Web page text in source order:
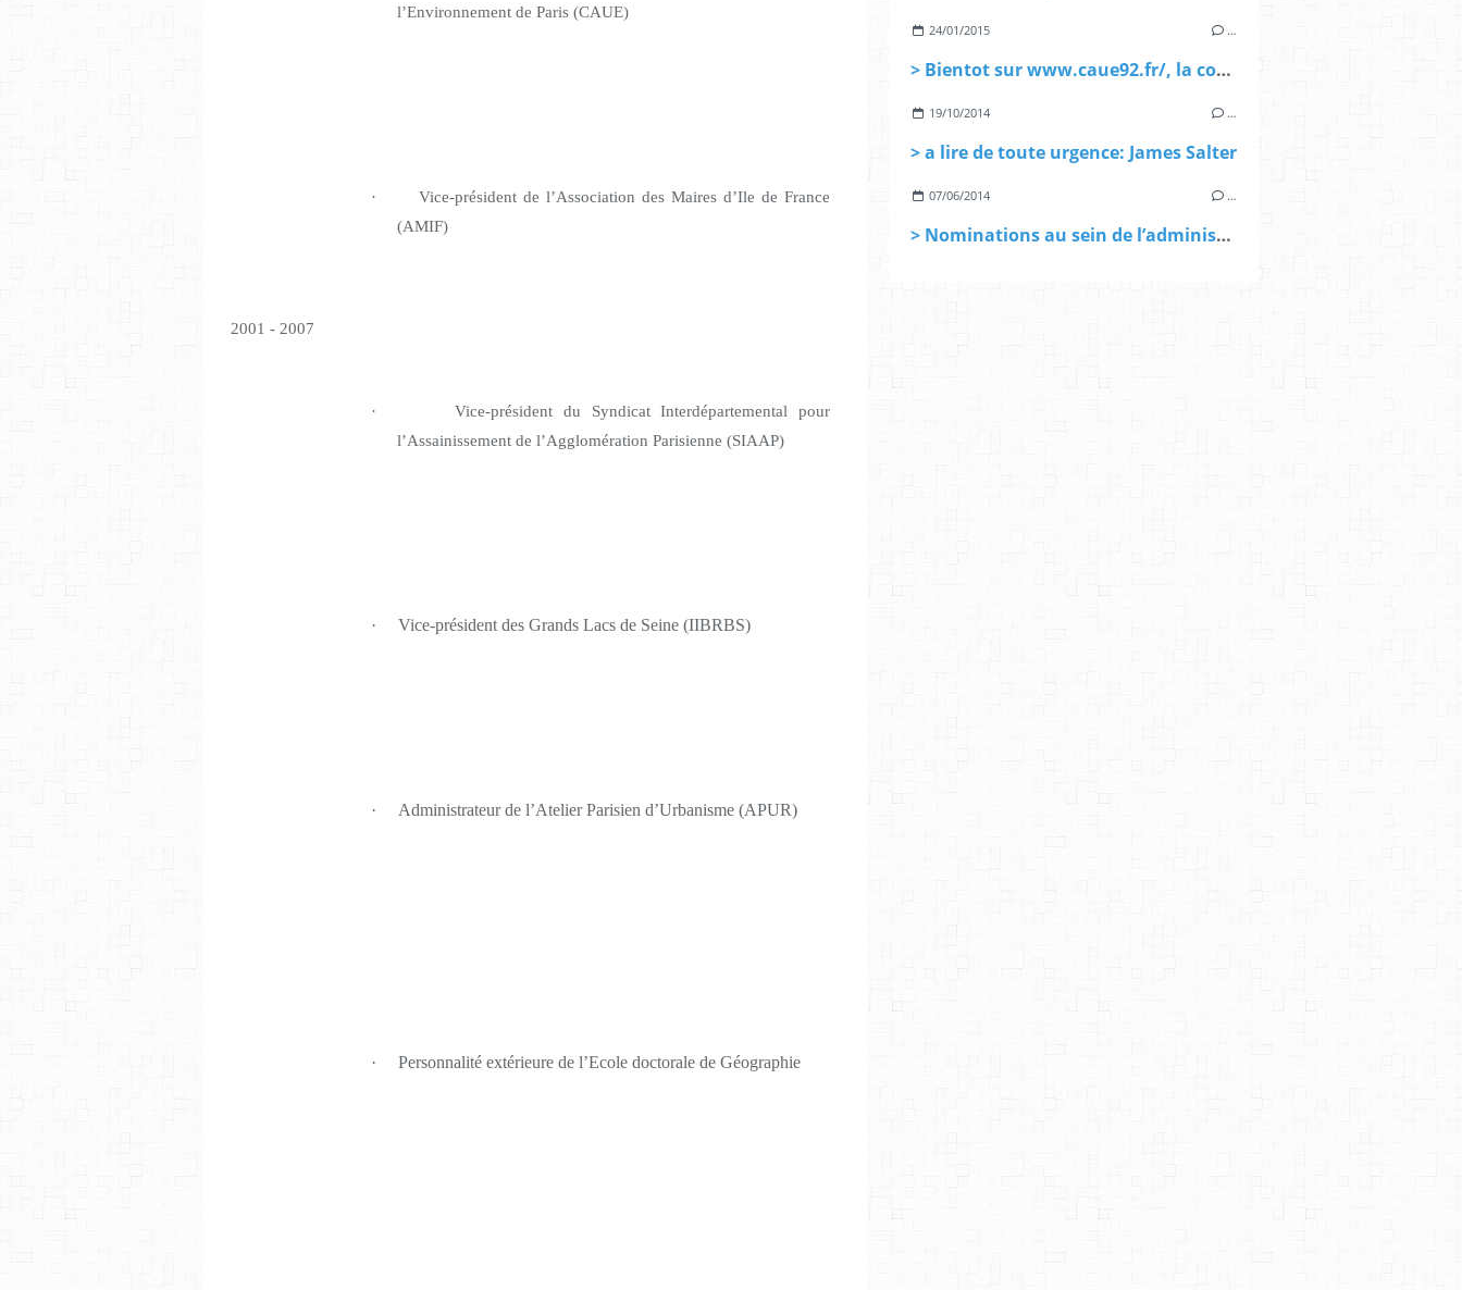
2001 - 2007
l’Environnement de Paris (CAUE)
·
Vice-président de l’Association des Maires d’Ile de France
(AMIF)
·
Vice-président du Syndicat Interdépartemental pour
l’Assainissement de l’Agglomération Parisienne (SIAAP)
· Vice-président des Grands Lacs de Seine (IIBRBS)
· Administrateur de l’Atelier Parisien d’Urbanisme (APUR)
· Personnalité extérieure de l’Ecole doctorale de Géographie
24/01/2015 …
> Bientot sur www.caue92.fr/, la conversation Eveno/Mansat
19/10/2014 …
> a lire de toute urgence: James Salter
07/06/2014 …
> Nominations au sein de l’administration de la Ville de Paris